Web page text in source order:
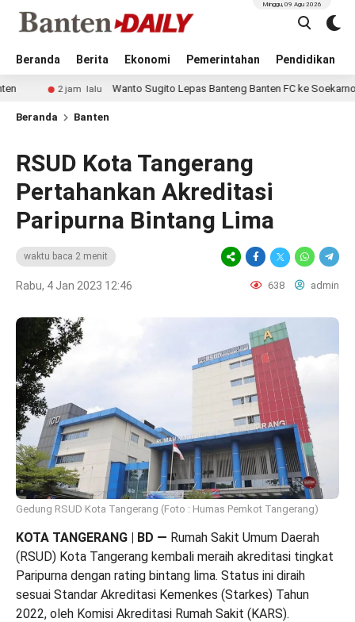
Beranda Berita Ekonomi Pemerintahan Pendidikan
Minggu, 09 Agu 2026
2 jam lalu Wanto Sugito Lepas Banteng Banten FC ke Soekarno Cup
Beranda Banten
RSUD Kota Tangerang
Pertahankan Akreditasi
Paripurna Bintang Lima
waktu baca 2 menit
Rabu, 4 Jan 2023 12:46 638 admin
Gedung RSUD Kota Tangerang (Foto : Humas Pemkot Tangerang)
KOTA TANGERANG | BD — Rumah Sakit Umum Daerah
(RSUD) Kota Tangerang kembali meraih akreditasi tingkat
Paripurna dengan rating bintang lima. Status ini diraih
sesuai Standar Akreditasi Kemenkes (Starkes) Tahun
2022, oleh Komisi Akreditasi Rumah Sakit (KARS).